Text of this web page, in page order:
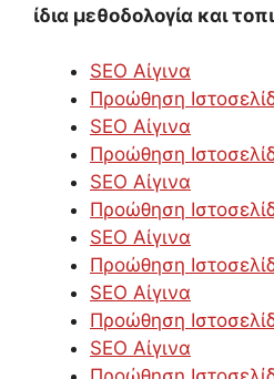
ίδια μεθοδολογία και
SEO Αίγινα
Προώθηση
SEO Αίγινα
Προώθηση
SEO Αίγινα
Προώθηση
SEO Αίγινα
Προώθηση
SEO Αίγινα
Προώθηση
SEO Αίγινα